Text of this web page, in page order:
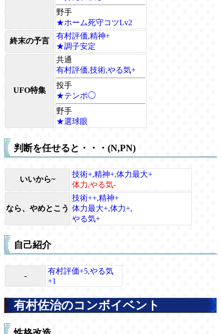
野手
★ホーム死守コツLv2
終末の予言
有村評価,精神+
★調子安定
UFO特集
共通
有村評価,技術,やる気+
投手
★テンポ◯
野手
★選球眼
判断を任せると・・・(N,PN)
いいから~
技術+,精神+,体力最大+
体力,やる気-
なら、やめとこう
技術++,精神+
体力最大+,体力+,
やる気+
自己紹介
-
有村評価+5,やる気
+1
有村佐治のコンボイベント